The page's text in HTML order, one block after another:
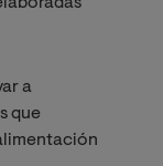
a
que